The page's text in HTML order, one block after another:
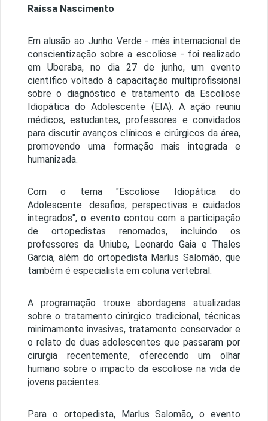
Raíssa Nascimento
Em alusão ao Junho Verde - mês internacional de
conscientização sobre a escoliose - foi realizado
em Uberaba, no dia 27 de junho, um evento
científico voltado à capacitação multiprofissional
sobre o diagnóstico e tratamento da Escoliose
Idiopática do Adolescente (EIA). A ação reuniu
médicos, estudantes, professores e convidados
para discutir avanços clínicos e cirúrgicos da área,
promovendo uma formação mais integrada e
humanizada.
Com o tema"Escoliose Idiopática do
Adolescente: desafios, perspectivas e cuidados
integrados", o evento contou com a participação
de ortopedistas renomados, incluindo os
professores da Uniube, Leonardo Gaia e Thales
Garcia, além do ortopedista Marlus Salomão, que
também é especialista em coluna vertebral.
A programação trouxe abordagens atualizadas
sobre o tratamento cirúrgico tradicional, técnicas
minimamente invasivas, tratamento conservador e
o relato de duas adolescentes que passaram por
cirurgia recentemente, oferecendo um olhar
humano sobre o impacto da escoliose na vida de
jovens pacientes.
Para o ortopedista, Marlus Salomão, o evento